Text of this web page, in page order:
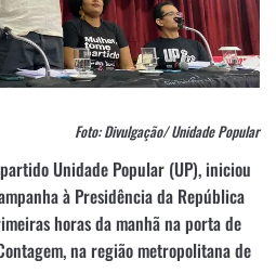
Foto: Divulgação/ Unidade Popular
Unidade Popular (UP), iniciou
à Presidência da República
horas da manhã na porta de
na região metropolitana de